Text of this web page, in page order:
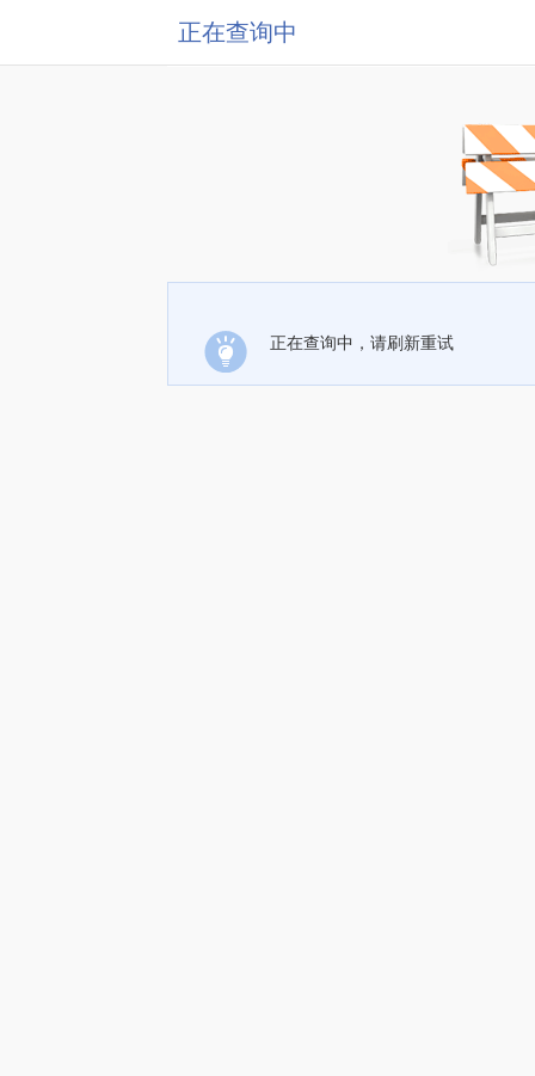
正在查询中
正在查询中，请刷新重试